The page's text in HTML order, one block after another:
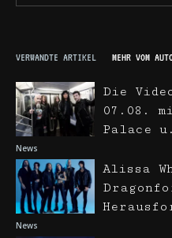
VERWANDTE ARTIKEL MEHR VOM
News
Die
07.08.
Palace
News
Alissa